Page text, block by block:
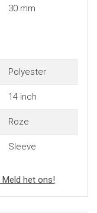
30 mm
Polyester
14 inch
Roze
Sleeve
het ons!